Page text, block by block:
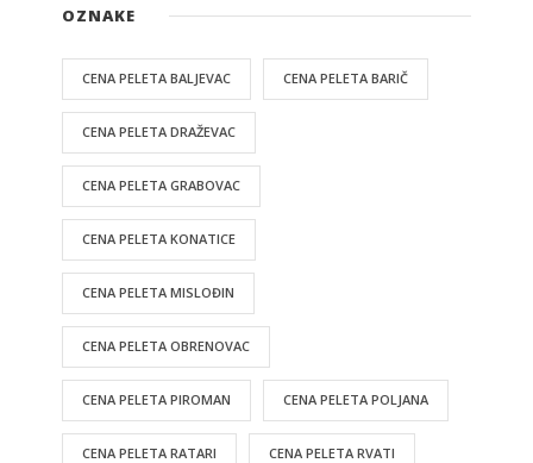
OZNAKE
CENA PELETA BALJEVAC CENA PELETA BARIČ
CENA PELETA DRAŽEVAC
CENA PELETA GRABOVAC
CENA PELETA KONATICE
CENA PELETA MISLOĐIN
CENA PELETA OBRENOVAC
CENA PELETA PIROMAN CENA PELETA POLJANA
CENA PELETA RATARI CENA PELETA RVATI